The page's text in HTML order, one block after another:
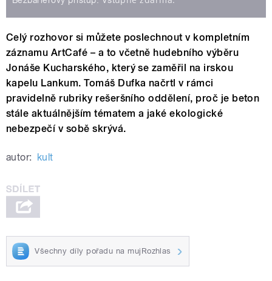
Celý rozhovor si můžete poslechnout v kompletním
záznamu ArtCafé – a to včetně hudebního výběru
Jonáše Kucharského, který se zaměřil na irskou
kapelu Lankum. Tomáš Dufka načrtl v rámci
pravidelně rubriky rešeršního oddělení, proč je beton
stále aktuálnějším tématem a jaké ekologické
nebezpečí v sobě skrývá.
autor: kult
Všechny díly pořadu na mujRozhlas